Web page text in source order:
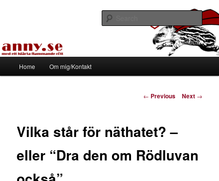
Tapirhen
Home Om mig/Kontakt
Post
← Previous Next →
Vilka står för näthatet? –
eller “Dra den om Rödluvan